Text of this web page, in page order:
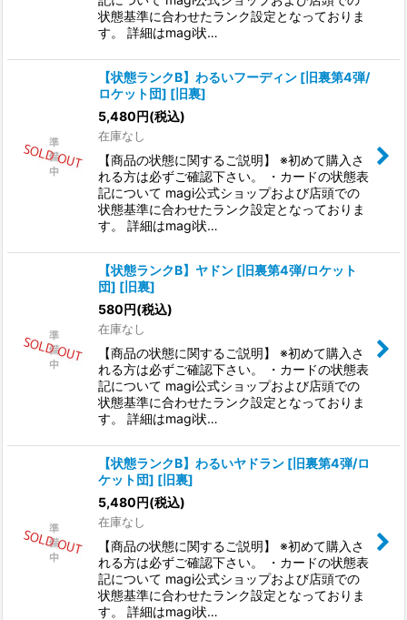
状態基準に合わせたランク設定となっておりま
す。 詳細はmagi状…
【状態ランクB】わるいフーディン [旧裏第4弾/
ロケット団] [旧裏]
5,480円(税込)
在庫なし
【商品の状態に関するご説明】 ※初めて購入さ
れる方は必ずご確認下さい。 ・カードの状態表
記について magi公式ショップおよび店頭での
状態基準に合わせたランク設定となっておりま
す。 詳細はmagi状…
【状態ランクB】ヤドン [旧裏第4弾/ロケット
団] [旧裏]
580円(税込)
在庫なし
【商品の状態に関するご説明】 ※初めて購入さ
れる方は必ずご確認下さい。 ・カードの状態表
記について magi公式ショップおよび店頭での
状態基準に合わせたランク設定となっておりま
す。 詳細はmagi状…
【状態ランクB】わるいヤドラン [旧裏第4弾/ロ
ケット団] [旧裏]
5,480円(税込)
在庫なし
【商品の状態に関するご説明】 ※初めて購入さ
れる方は必ずご確認下さい。 ・カードの状態表
記について magi公式ショップおよび店頭での
状態基準に合わせたランク設定となっておりま
す。 詳細はmagi状…